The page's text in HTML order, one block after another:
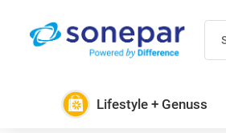
Hauptinhalt springen
Zur Suche springen
Zur Hauptnavigation springen
Lifestyle + Genuss